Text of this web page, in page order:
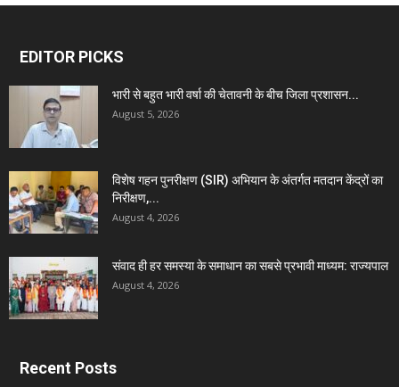
EDITOR PICKS
भारी से बहुत भारी वर्षा की चेतावनी के बीच जिला प्रशासन...
August 5, 2026
विशेष गहन पुनरीक्षण (SIR) अभियान के अंतर्गत मतदान केंद्रों का
निरीक्षण,...
August 4, 2026
संवाद ही हर समस्या के समाधान का सबसे प्रभावी माध्यम: राज्यपाल
August 4, 2026
Recent Posts